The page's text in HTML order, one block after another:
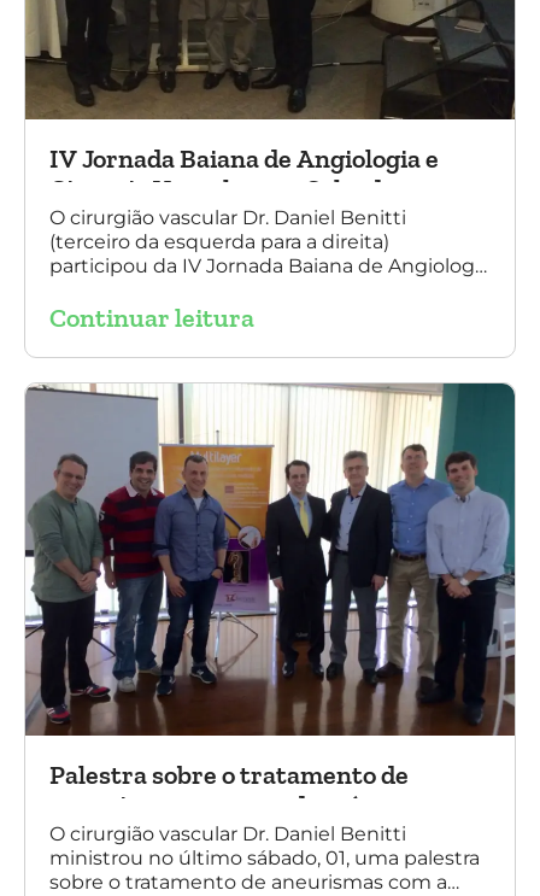
IV Jornada Baiana de Angiologia e
Cirurgia Vascular, em Salvador
O cirurgião vascular Dr. Daniel Benitti
(terceiro da esquerda para a direita)
participou da IV Jornada Baiana de Angiologia
29 de outubro. Na foto também está
SBACV (Sociedade Brasileira de Angiologia e
de Cirurgia Vascular) Bahia.
Continuar leitura
Palestra sobre o tratamento de
aneurismas com a endoprótese
multilayer, em Porto Alegre
O cirurgião vascular Dr. Daniel Benitti
ministrou no último sábado, 01, uma palestra
sobre o tratamento de aneurismas com a